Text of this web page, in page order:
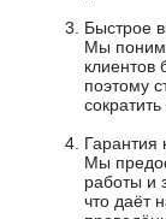
Быстрое
Мы
клиентов
поэтому
Гарантия
Мы
работы и
что даёт